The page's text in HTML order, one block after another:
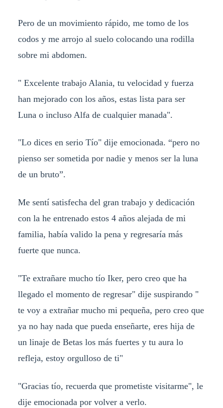
Pero de un movimiento rápido, me tomo de los
codos y me arrojo al suelo colocando una rodilla
sobre mi abdomen.
" Excelente trabajo Alania, tu velocidad y fuerza
han mejorado con los años, estas lista para ser
Luna o incluso Alfa de cualquier manada".
"Lo dices en serio Tío" dije emocionada. “pero no
pienso ser sometida por nadie y menos ser la luna
de un bruto”.
Me sentí satisfecha del gran trabajo y dedicación
con la he entrenado estos 4 años alejada de mi
familia, había valido la pena y regresaría más
fuerte que nunca.
"Te extrañare mucho tío Iker, pero creo que ha
llegado el momento de regresar" dije suspirando "
te voy a extrañar mucho mi pequeña, pero creo que
ya no hay nada que pueda enseñarte, eres hija de
un linaje de Betas los más fuertes y tu aura lo
refleja, estoy orgulloso de ti"
"Gracias tío, recuerda que prometiste visitarme", le
dije emocionada por volver a verlo.